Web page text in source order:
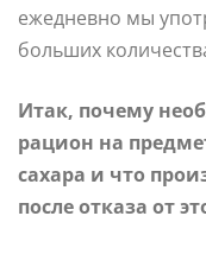
ежедневно мы
больших
Итак, почему
рацион на
сахара и что
после отказа от